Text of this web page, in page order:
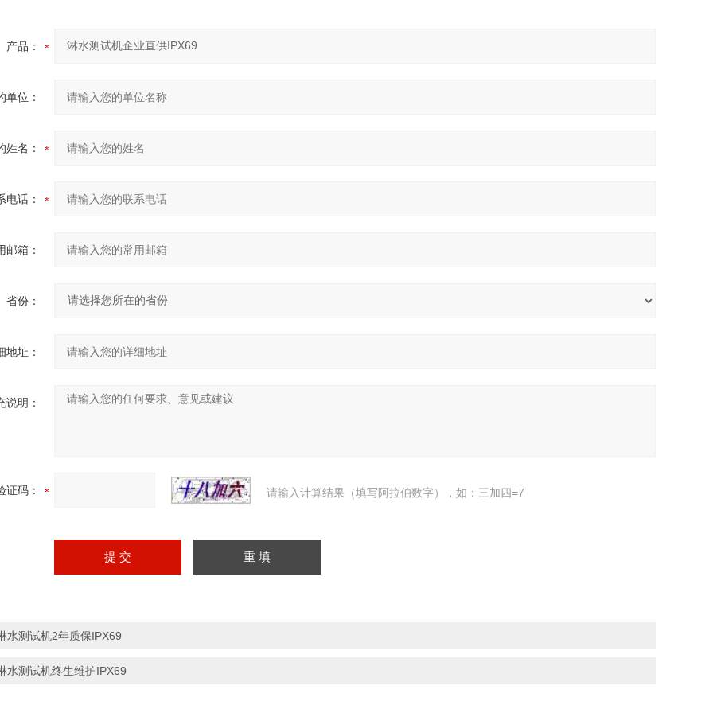
产品：
单位：
姓名：
电话：
邮箱：
省份：
地址：
说明：
证码： 请输入计算结果（填写阿拉伯数字），如：三加四=7
水测试机2年质保IPX69
水测试机终生维护IPX69